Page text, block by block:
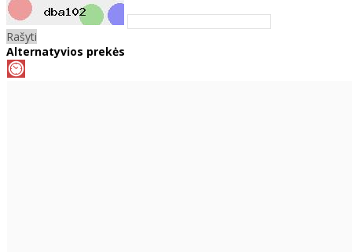
Rašyti
Alternatyvios prekės